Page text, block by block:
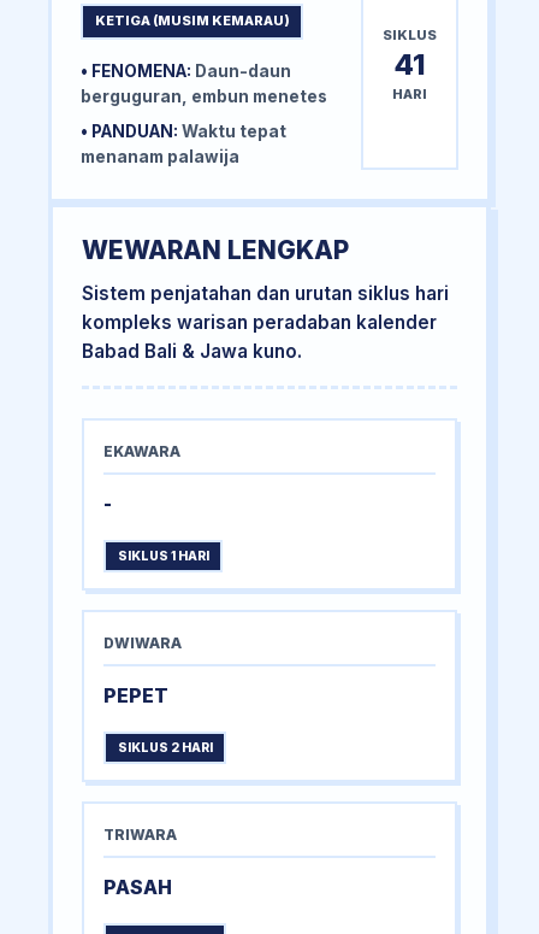
KETIGA (MUSIM KEMARAU)
• FENOMENA: Daun-daun
berguguran, embun menetes
• PANDUAN: Waktu tepat
menanam palawija
SIKLUS
41
HARI
WEWARAN LENGKAP
Sistem penjatahan dan urutan siklus hari
kompleks warisan peradaban kalender
Babad Bali & Jawa kuno.
EKAWARA
-
SIKLUS 1 HARI
DWIWARA
PEPET
SIKLUS 2 HARI
TRIWARA
PASAH